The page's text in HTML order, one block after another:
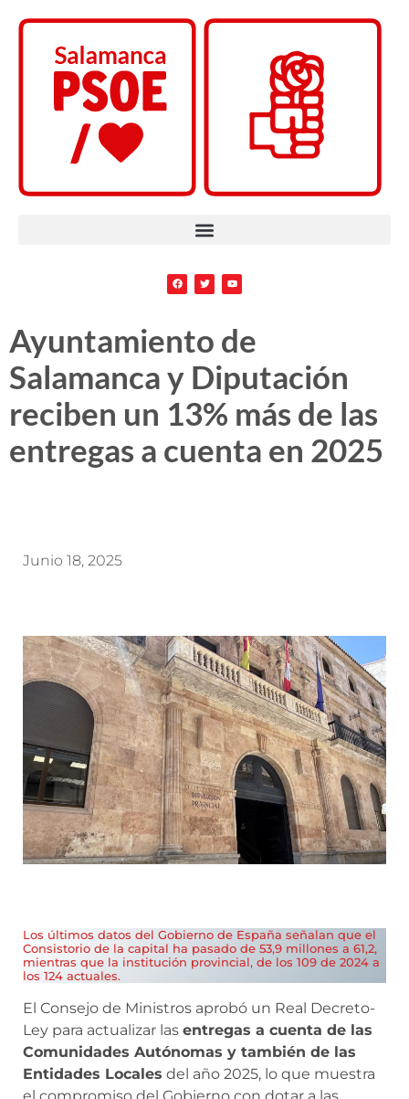
Ayuntamiento de
Salamanca y Diputación
reciben un 13% más de las
entregas a cuenta en 2025
Junio 18, 2025
Los últimos datos del Gobierno de España señalan que el
Consistorio de la capital ha pasado de 53,9 millones a 61,2,
mientras que la institución provincial, de los 109 de 2024 a
los 124 actuales.
El Consejo de Ministros aprobó un Real Decreto-
Ley para actualizar las entregas a cuenta de las
Comunidades Autónomas y también de las
Entidades Locales del año 2025, lo que muestra